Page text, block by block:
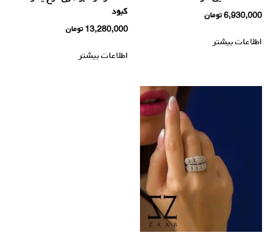
6,930,000تومان
اطلاعات بیشتر
کبود
13,280,000 تومان
اطلاعات بیشتر